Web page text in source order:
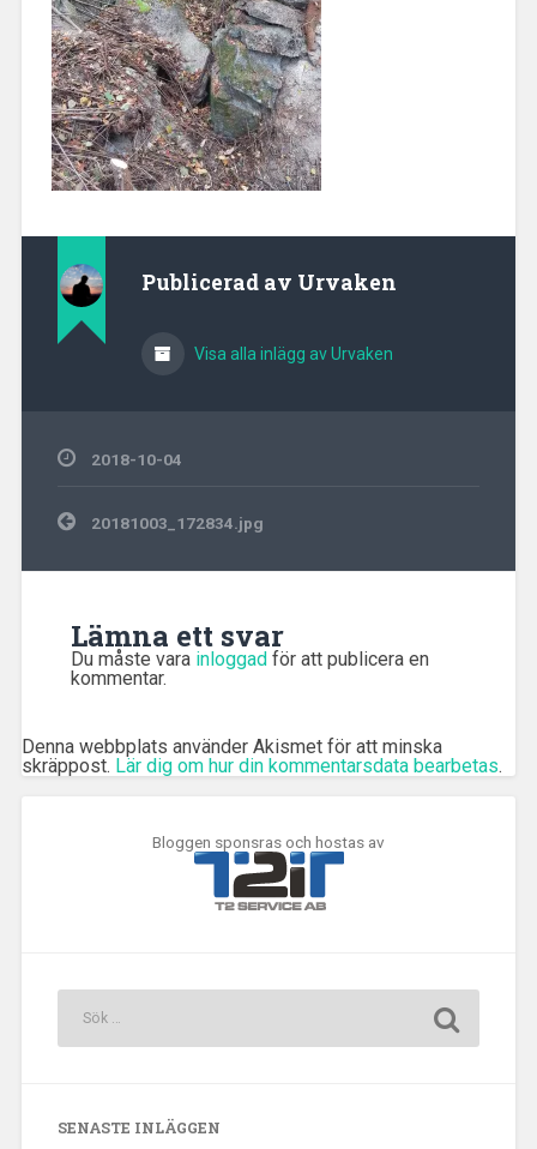
Publicerad av Urvaken
Visa alla inlägg av Urvaken
2018-10-04
Inläggsnavigering
20181003_172834.jpg
Lämna ett svar
Du måste vara inloggad för att publicera en
kommentar.
Denna webbplats använder Akismet för att minska
skräppost. Lär dig om hur din kommentarsdata bearbetas.
Bloggen sponsras och hostas av
SENASTE INLÄGGEN